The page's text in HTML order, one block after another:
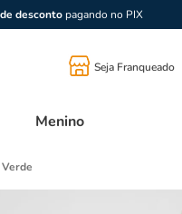
descontopagando no PIX
Seja Franqueado
Menino